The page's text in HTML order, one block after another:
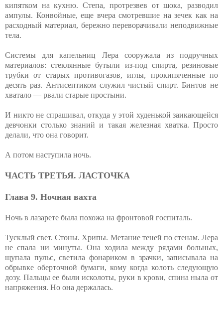
кипятком на кухню. Степа, протрезвев от шока, разводил
ампулы. Конвойные, еще вчера смотревшие на зечек как на
расходный материал, бережно переворачивали неподвижные
тела.
Системы для капельниц Лера сооружала из подручных
материалов: стеклянные бутыли из-под спирта, резиновые
трубки от старых противогазов, иглы, прокипяченные по
десять раз. Антисептиком служил чистый спирт. Бинтов не
хватало — рвали старые простыни.
И никто не спрашивал, откуда у этой худенькой заикающейся
девчонки столько знаний и такая железная хватка. Просто
делали, что она говорит.
А потом наступила ночь.
ЧАСТЬ ТРЕТЬЯ. ЛАСТОЧКА
Глава 9. Ночная вахта
Ночь в лазарете была похожа на фронтовой госпиталь.
Тусклый свет. Стоны. Хрипы. Метание теней по стенам. Лера
не спала ни минуты. Она ходила между рядами больных,
щупала пульс, светила фонариком в зрачки, записывала на
обрывке оберточной бумаги, кому когда колоть следующую
дозу. Пальцы ее были исколоты, руки в крови, спина ныла от
напряжения. Но она держалась.